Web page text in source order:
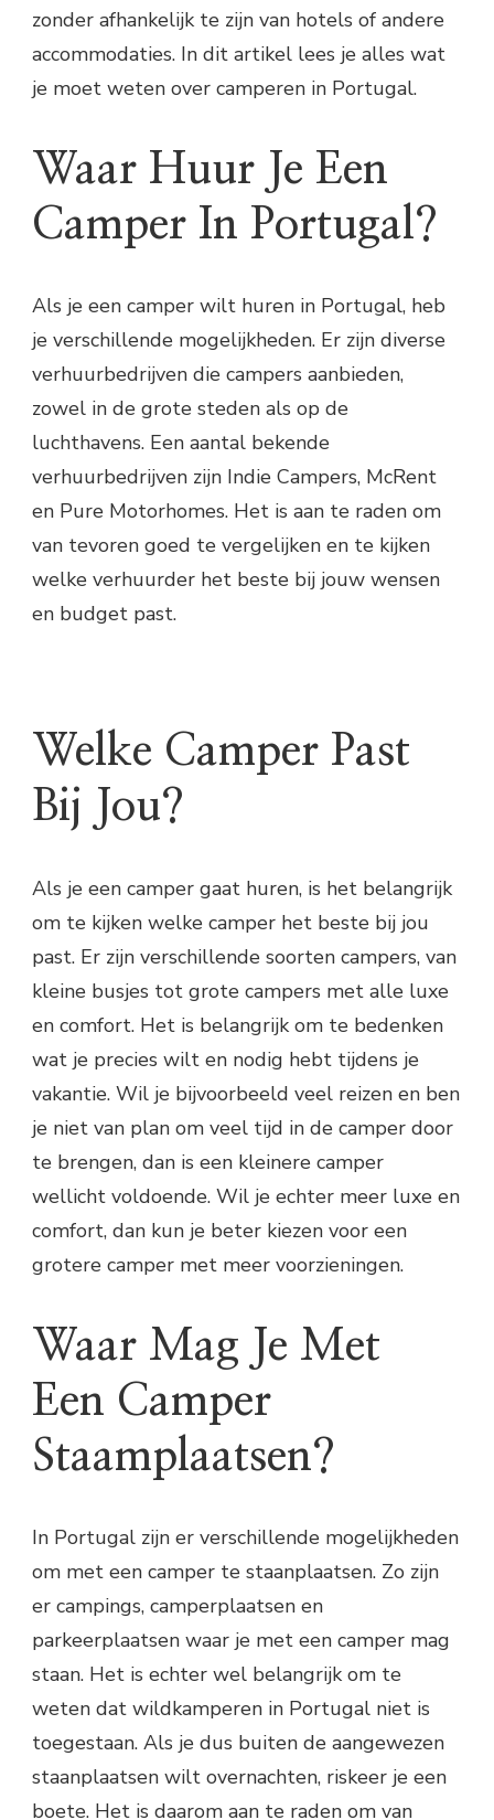
zonder afhankelijk te zijn van hotels of andere
accommodaties. In dit artikel lees je alles wat
je moet weten over camperen in Portugal.
Waar Huur Je Een
Camper In Portugal?
Als je een camper wilt huren in Portugal, heb
je verschillende mogelijkheden. Er zijn diverse
verhuurbedrijven die campers aanbieden,
zowel in de grote steden als op de
luchthavens. Een aantal bekende
verhuurbedrijven zijn Indie Campers, McRent
en Pure Motorhomes. Het is aan te raden om
van tevoren goed te vergelijken en te kijken
welke verhuurder het beste bij jouw wensen
en budget past.
Welke Camper Past
Bij Jou?
Als je een camper gaat huren, is het belangrijk
om te kijken welke camper het beste bij jou
past. Er zijn verschillende soorten campers, van
kleine busjes tot grote campers met alle luxe
en comfort. Het is belangrijk om te bedenken
wat je precies wilt en nodig hebt tijdens je
vakantie. Wil je bijvoorbeeld veel reizen en ben
je niet van plan om veel tijd in de camper door
te brengen, dan is een kleinere camper
wellicht voldoende. Wil je echter meer luxe en
comfort, dan kun je beter kiezen voor een
grotere camper met meer voorzieningen.
Waar Mag Je Met
Een Camper
Staamplaatsen?
In Portugal zijn er verschillende mogelijkheden
om met een camper te staanplaatsen. Zo zijn
er campings, camperplaatsen en
parkeerplaatsen waar je met een camper mag
staan. Het is echter wel belangrijk om te
weten dat wildkamperen in Portugal niet is
toegestaan. Als je dus buiten de aangewezen
staanplaatsen wilt overnachten, riskeer je een
boete. Het is daarom aan te raden om van